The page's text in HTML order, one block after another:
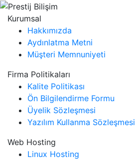
Kurumsal
Hakkımızda
Aydınlatma Metni
Müşteri Memnuniyeti
Firma Politikaları
Kalite Politikası
Ön Bilgilendirme Formu
Üyelik Sözleşmesi
Yazılım Kullanma Sözleşmesi
Web Hosting
Linux Hosting